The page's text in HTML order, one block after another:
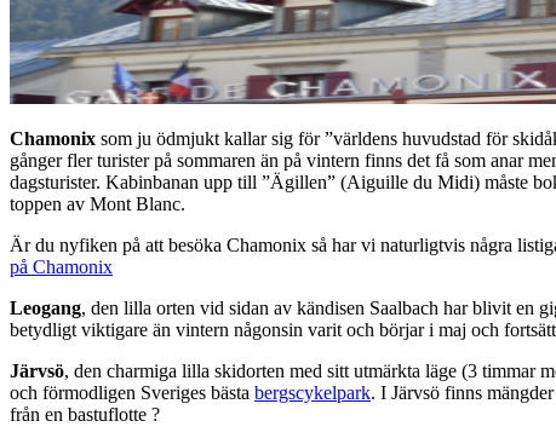
Chamonix som ju ödmjukt kallar sig för ”världens huvudstad för
gånger fler turister på sommaren än på vintern finns det få som anar
dagsturister. Kabinbanan upp till ”Ägillen” (Aiguille du Midi) måste
toppen av Mont Blanc.
Är du nyfiken på att besöka Chamonix så har vi naturligtvis några
på Chamonix
Leogang, den lilla orten vid sidan av kändisen Saalbach har blivit en
betydligt viktigare än vintern någonsin varit och börjar i maj och
Järvsö, den charmiga lilla skidorten med sitt utmärkta läge (3 timmar
och förmodligen Sveriges bästa bergscykelpark. I Järvsö finns
från en bastuflotte ?